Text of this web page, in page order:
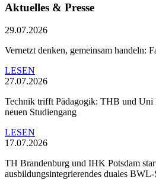
Aktuelles & Presse
29.07.2026
Vernetzt denken, gemeinsam handeln:
LESEN
27.07.2026
Technik trifft Pädagogik: THB und Uni
neuen Studiengang
LESEN
17.07.2026
TH Brandenburg und IHK Potsdam
ausbildungsintegrierendes duales